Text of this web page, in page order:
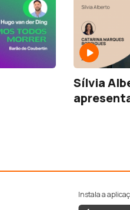
Sílvia
Instala a